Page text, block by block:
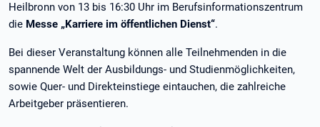
Heilbronn von 13 bis 16:30 Uhr im Berufsinformationszentrum
die Messe „Karriere im öffentlichen Dienst“.
Bei dieser Veranstaltung können alle Teilnehmenden in die
spannende Welt der Ausbildungs- und Studienmöglichkeiten,
sowie Quer- und Direkteinstiege eintauchen, die zahlreiche
Arbeitgeber präsentieren.